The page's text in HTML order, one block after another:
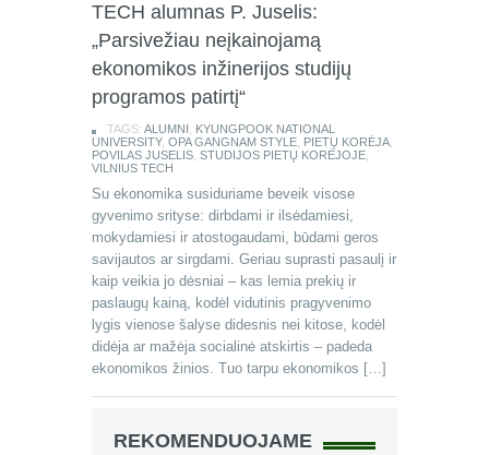
TECH alumnas P. Juselis:
„Parsivežiau neįkainojamą
ekonomikos inžinerijos studijų
programos patirtį“
TAGS: ALUMNI
KYUNGPOOK NATIONAL
UNIVERSITY, OPA GANGNAM STYLE PIETŲ KORĖJA
POVILAS JUSELIS STUDIJOS PIETŲ KORĖJOJE
VILNIUS TECH
Su ekonomika susiduriame beveik visose
gyvenimo srityse: dirbdami ir ilsėdamiesi,
mokydamiesi ir atostogaudami, būdami geros
savijautos ar sirgdami. Geriau suprasti pasaulį ir
kaip veikia jo dėsniai – kas lemia prekių ir
paslaugų kainą, kodėl vidutinis pragyvenimo
lygis vienose šalyse didesnis nei kitose, kodėl
didėja ar mažėja socialinė atskirtis – padeda
ekonomikos žinios. Tuo tarpu ekonomikos […]
REKOMENDUOJAME